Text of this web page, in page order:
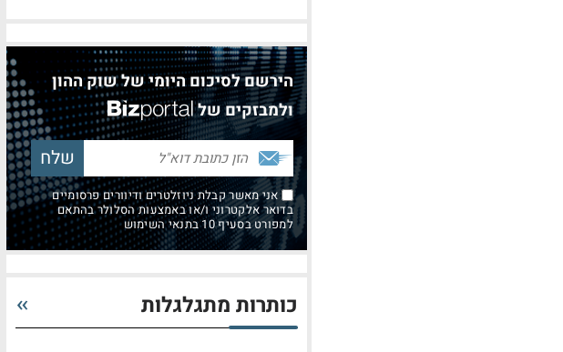
הירשם לסיכום היומי של שוק ההון
ולמבזקים של
אני מאשר קבלת ניוזלטרים ודיוורים פרסומיים
בדואר אלקטרוני ו/או באמצעות הסלולר בהתאם
למפורט בסעיף 10 בתנאי השימוש
כותרות מתגלגלות